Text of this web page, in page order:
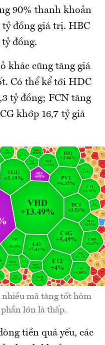
90% thanh khoản
tỷ đồng giá trị. HBC
đồng.
khác cũng tăng giá
Có thể kể tới HDC
tỷ đồng; FCN tăng
khớp 16,7 tỷ giá
nhiều mã tăng tốt hôm
lớn là thấp.
tiền quá yếu, các